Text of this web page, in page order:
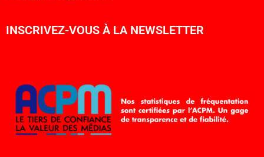
INSCRIVEZ-VOUS À LA NEWSLETTER